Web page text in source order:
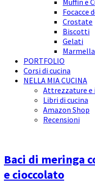
Muffin e
Focacce
Crostate
Biscotti
Gelati
PORTFOLIO
Corsi di cucina
NELLA MIA CUCINA
Attrezzature e
Libri di cucina
Amazon Shop
Recensioni
Baci di meringa
e cioccolato